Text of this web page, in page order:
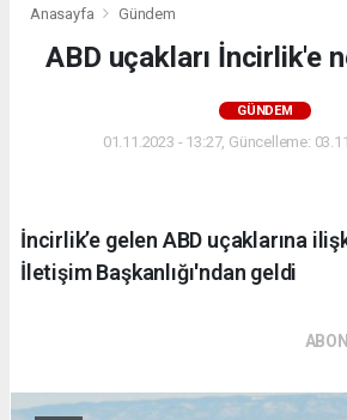
Anasayfa Gündem
ABD uçakları İncirlik'e
GÜNDEM
01.11.2023 - 13:27, Güncelleme:
İncirlik’e gelen ABD uçaklarına
İletişim Başkanlığı'ndan geldi